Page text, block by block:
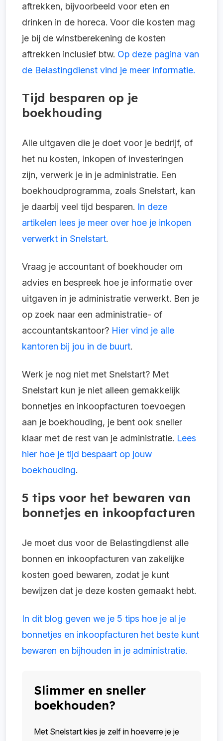
aftrekken, bijvoorbeeld voor eten en
drinken in de horeca. Voor die kosten mag
je bij de winstberekening de kosten
aftrekken inclusief btw. Op deze pagina van
de Belastingdienst vind je meer informatie.
Tijd besparen op je
boekhouding
Alle uitgaven die je doet voor je bedrijf, of
het nu kosten, inkopen of investeringen
zijn, verwerk je in je administratie. Een
boekhoudprogramma, zoals Snelstart, kan
je daarbij veel tijd besparen. In deze
artikelen lees je meer over hoe je inkopen
verwerkt in Snelstart.
Vraag je accountant of boekhouder om
advies en bespreek hoe je informatie over
uitgaven in je administratie verwerkt. Ben je
op zoek naar een administratie- of
accountantskantoor? Hier vind je alle
kantoren bij jou in de buurt.
Werk je nog niet met Snelstart? Met
Snelstart kun je niet alleen gemakkelijk
bonnetjes en inkoopfacturen toevoegen
aan je boekhouding, je bent ook sneller
klaar met de rest van je administratie. Lees
hier hoe je tijd bespaart op jouw
boekhouding.
5 tips voor het bewaren van
bonnetjes en inkoopfacturen
Je moet dus voor de Belastingdienst alle
bonnen en inkoopfacturen van zakelijke
kosten goed bewaren, zodat je kunt
bewijzen dat je deze kosten gemaakt hebt.
In dit blog geven we je 5 tips hoe je al je
bonnetjes en inkoopfacturen het beste kunt
bewaren en bijhouden in je administratie.
Slimmer en sneller
boekhouden?
Met Snelstart kies je zelf in hoeverre je je